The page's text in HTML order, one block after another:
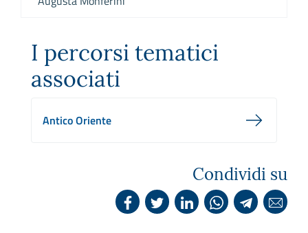
I percorsi tematici
associati
Antico Oriente
Condividi su